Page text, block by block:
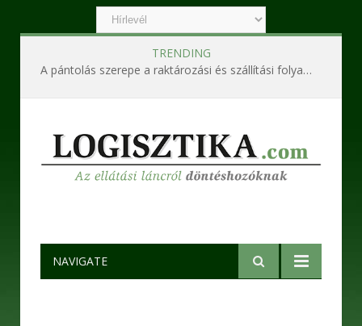
TRENDING
A pántolás szerepe a raktározási és szállítási folyamatokban
NAVIGATE